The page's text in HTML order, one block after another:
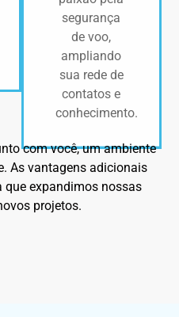
segurança
de voo,
ampliando
sua rede de
contatos e
conhecimento.
com você, um ambiente
As vantagens adicionais
expandimos nossas
projetos.